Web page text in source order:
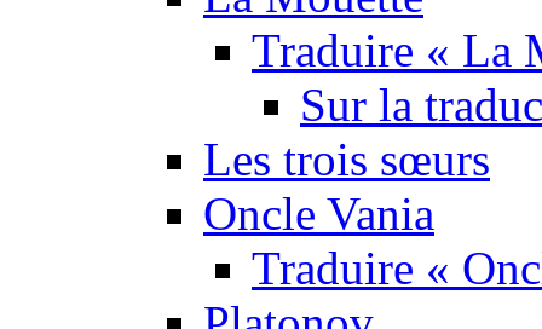
Traduire « La
Sur la
Les trois sœurs
Oncle Vania
Traduire «